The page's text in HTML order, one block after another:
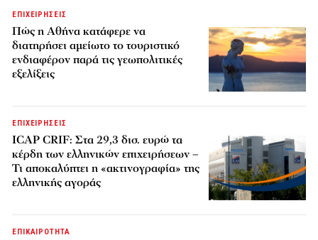
ΕΠΙΧΕΙΡΗΣΕΙΣ
Πώς η Αθήνα κατάφερε να
διατηρήσει αμείωτο το τουριστικό
ενδιαφέρον παρά τις γεωπολιτικές
εξελίξεις
ΕΠΙΧΕΙΡΗΣΕΙΣ
ICAP CRIF: Στα 29,3 δισ. ευρώ τα
κέρδη των ελληνικών επιχειρήσεων –
Τι αποκαλύπτει η «ακτινογραφία» της
ελληνικής αγοράς
ΕΠΙΚΑΙΡΟΤΗΤΑ